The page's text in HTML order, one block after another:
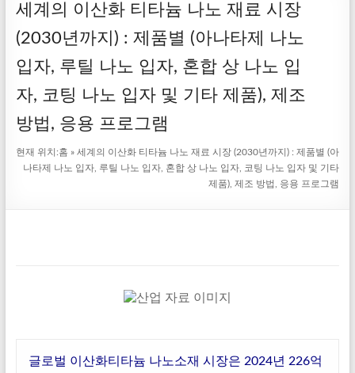
세계의 이산화 티타늄 나노 재료 시장
(2030년까지) : 제품별 (아나타제 나노
입자, 루틸 나노 입자, 혼합 상 나노 입
자, 코팅 나노 입자 및 기타 제품), 제조
방법, 응용 프로그램
현재 위치:홈 »세계의 이산화 티타늄 나노 재료 시장 (2030년까지) : 제품별 (아
나타제 나노 입자, 루틸 나노 입자, 혼합 상 나노 입자, 코팅 나노 입자 및 기타
제품), 제조 방법, 응용 프로그램
글로벌 이산화티타늄 나노소재 시장은 2024년 226억